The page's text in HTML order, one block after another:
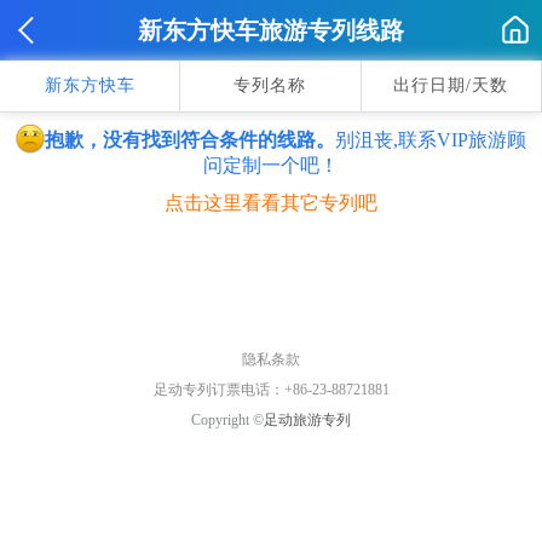
新东方快车旅游专列线路
新东方快车 专列名称 出行日期/天数
抱歉，没有找到符合条件的线路。 别沮丧,联系VIP旅游顾
问定制一个吧！
点击这里看看其它专列吧
隐私条款
足动专列订票电话：+86-23-88721881
Copyright ©足动旅游专列